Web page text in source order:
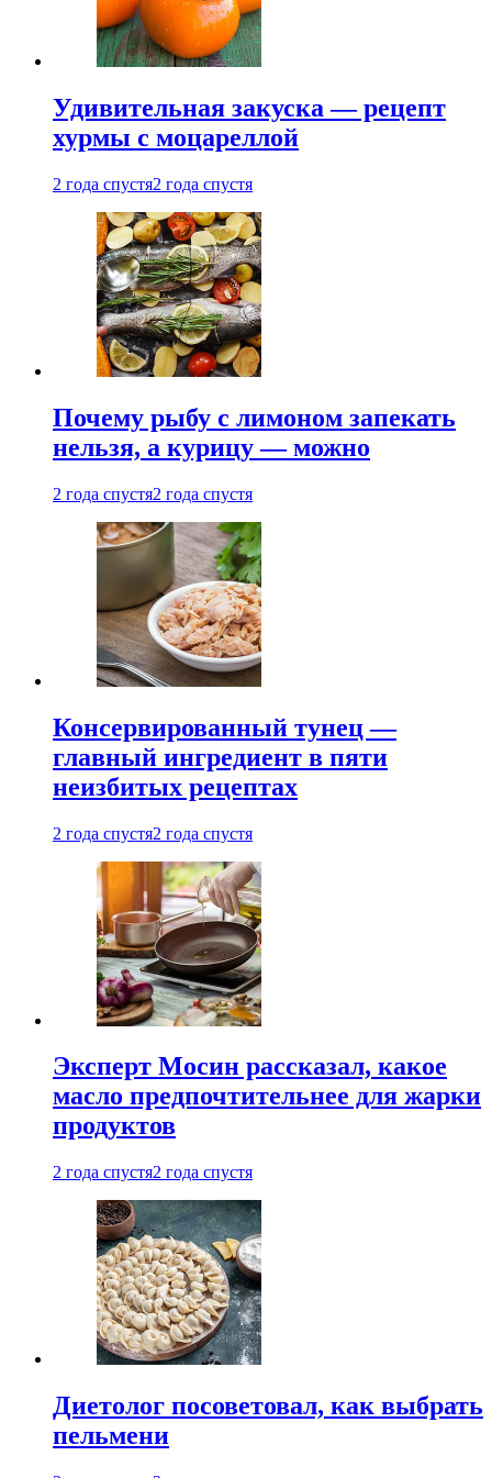
Удивительная закуска — рецепт
хурмы с моцареллой
2 года спустя2 года спустя
Почему рыбу с лимоном запекать
нельзя, а курицу — можно
2 года спустя2 года спустя
Консервированный тунец —
главный ингредиент в пяти
неизбитых рецептах
2 года спустя2 года спустя
Эксперт Мосин рассказал, какое
масло предпочтительнее для жарки
продуктов
2 года спустя2 года спустя
Диетолог посоветовал, как выбрать
пельмени